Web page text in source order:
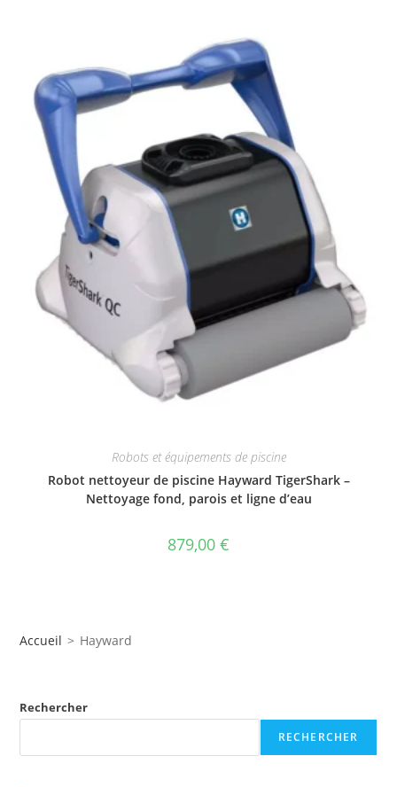
Robots et équipements de piscine
Robot nettoyeur de piscine Hayward TigerShark –
Nettoyage fond, parois et ligne d’eau
879,00 €
Accueil > Hayward
Rechercher
RECHERCHER